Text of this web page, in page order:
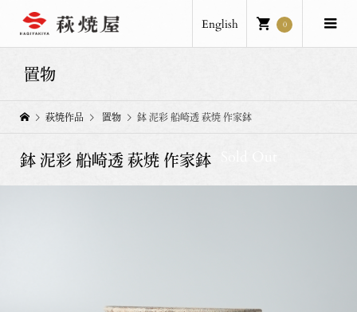
English 0
置物
萩焼作品 置物 鉢 泥彩 船崎透 萩焼 作家鉢
鉢 泥彩 船崎透 萩焼 作家鉢